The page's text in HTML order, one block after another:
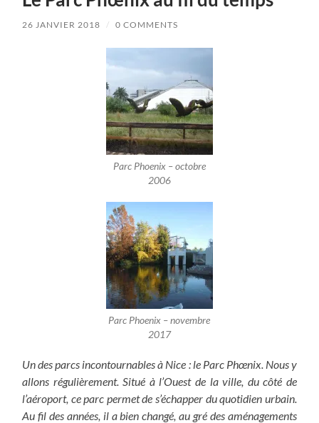
26 JANVIER 2018 / 0 COMMENTS
Parc Phoenix – octobre
2006
Parc Phoenix – novembre
2017
Un des parcs incontournables à Nice : le Parc Phœnix. Nous y
allons régulièrement. Situé à l’Ouest de la ville, du côté de
l’aéroport, ce parc permet de s’échapper du quotidien urbain.
Au fil des années, il a bien changé, au gré des aménagements